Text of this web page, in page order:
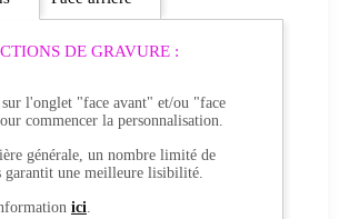
DE GRAVURE :
l'onglet "face avant" et/ou "face
commencer la personnalisation.
générale, un nombre limité de
garantit une meilleure lisibilité.
ici.